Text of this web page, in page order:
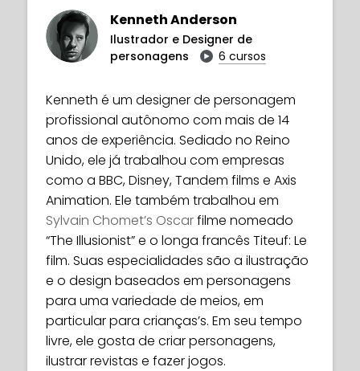
Kenneth Anderson
Ilustrador e Designer de
personagens
6 cursos
Kenneth é um designer de personagem
profissional autônomo com mais de 14
anos de experiência. Sediado no Reino
Unido, ele já trabalhou com empresas
como a BBC, Disney, Tandem films e Axis
Animation. Ele também trabalhou em
Sylvain Chomet’s Oscarfilme nomeado
“The Illusionist” e o longa francês Titeuf: Le
film. Suas especialidades são a ilustração
e o design baseados em personagens
para uma variedade de meios, em
particular para crianças’s. Em seu tempo
livre, ele gosta de criar personagens,
ilustrar revistas e fazer jogos.